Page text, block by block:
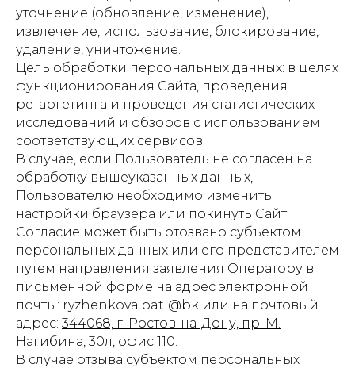
уточнение (обновление, изменение),
извлечение, использование, блокирование,
удаление, уничтожение.
Цель обработки персональных данных: в целях
функционирования Сайта, проведения
ретаргетинга и проведения статистических
исследований и обзоров с использованием
соответствующих сервисов.
В случае, если Пользователь не согласен на
обработку вышеуказанных данных,
Пользователю необходимо изменить
настройки браузера или покинуть Сайт.
Согласие может быть отозвано субъектом
персональных данных или его представителем
путем направления заявления Оператору в
письменной форме на адрес электронной
почты: ryzhenkova.batl@bk или на почтовый
адрес: 344068, г. Ростов-на-Дону, пр. М.
Нагибина, 30л, офис 110.
В случае отзыва субъектом персональных